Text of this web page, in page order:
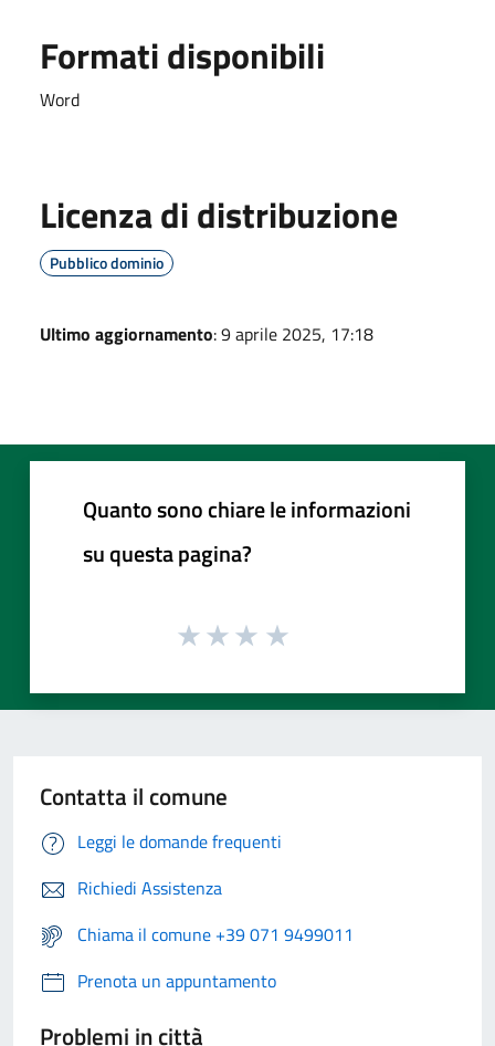
Formati disponibili
Word
Licenza di distribuzione
Pubblico dominio
Ultimo aggiornamento: 9 aprile 2025, 17:18
Quanto sono chiare le informazioni
su questa pagina?
Contatta il comune
Leggi le domande frequenti
Richiedi Assistenza
Chiama il comune +39 071 9499011
Prenota un appuntamento
Problemi in città